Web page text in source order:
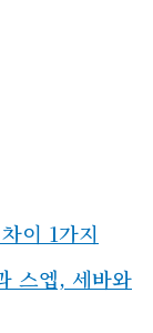
이 1가지
스엡, 세바와